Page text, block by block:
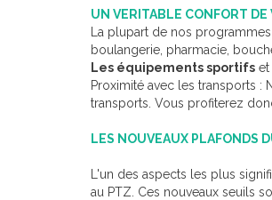
UN VERITABLE CONFORT DE
La plupart de nos
boulangerie, pharmacie,
Les équipements sportifs et
Proximité avec les transports :
transports. Vous profiterez
LES NOUVEAUX PLAFONDS
L'un des aspects les plus
au PTZ. Ces nouveaux seuils